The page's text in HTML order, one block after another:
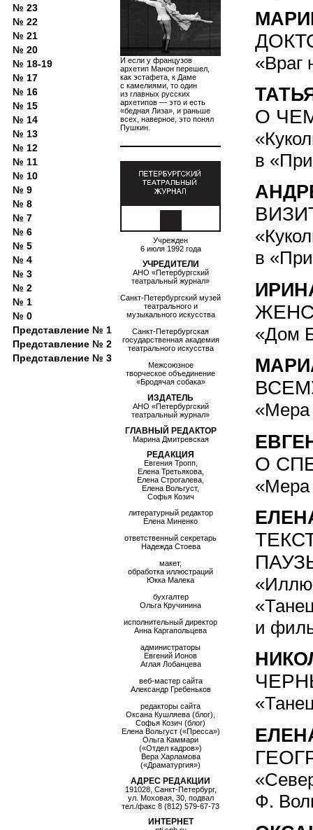
И если у французов
архетип Манон перешел,
как эстафета, к Даме
с камелиями, то один
из главных русских
архетипов — это и есть
«бедная Лиза», и раньше
всех, наверное, это понял
Пушкин.
Учрежден
6 июля 1992 года
УЧРЕДИТЕЛИ
АНО «Петербургский
театральный журнал»
Санкт-Петербургский музей
театрального и
музыкального искусства
Санкт-Петербургская
государственная академия
театрального искусства
Межсоюзное
творческое объединение
«Бродячая собака»
ИЗДАТЕЛЬ
АНО «Петербургский
театральный журнал»
ГЛАВНЫЙ РЕДАКТОР
Марина Дмитревская
РЕДАКЦИЯ
Евгения Тропп,
Елена Третьякова,
Елена Строгалева,
Елена Вольгуст,
Софья Козич
литературный редактор
Елена Миненко
ответственный секретарь
Надежда Стоева
макет,
обработка иллюстраций
Юкка Малека
бухгалтер
Ольга Кручинина
исполнительный директор
Анна Каргапольцева
администраторы
Евгений Ионов
Аглая Лобанцева
веб-мастер сайта
Александр Гребеньков
редакторы сайта
Оксана Кушляева (блог),
Софья Козич (блог)
Елена Вольгуст («Пресса»)
Ольга Каммари
(«Отдел кадров»)
Вера Харламова
(«Драматургия»)
АДРЕС РЕДАКЦИИ
191028, Санкт-Петербург,
ул. Моховая, 30, подвал
тел./факс 8 (812) 579-67-73
ИНТЕРНЕТ
«Враг
О
в
в
«Дом
«Мера
О
«Мера
и
Ф.
№ 23
№ 22
№ 21
№ 20
№ 18-19
№ 17
№ 16
№ 15
№ 14
№ 13
№ 12
№ 11
№ 10
№ 9
№ 8
№ 7
№ 6
№ 5
№ 4
№ 3
№ 2
№ 1
№ 0
Представление № 1
Представление № 2
Представление № 3